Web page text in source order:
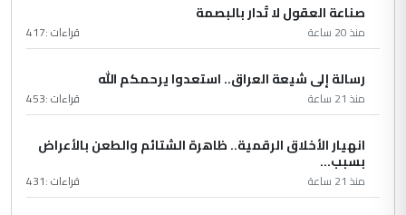
صناعة العقول لا تُدار بالبصمة
منذ 20 ساعة قراءات :417
رسالة إلى شيعة العراق.. استعدوا يرحمكم الله
منذ 21 ساعة قراءات :453
انهيار الأخلاق الرقمية.. ظاهرة الشتائم والطعن بالأعراض
بسبب...
منذ 21 ساعة قراءات :431